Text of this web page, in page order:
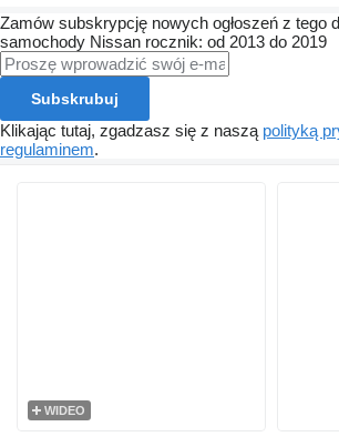
Zamów subskrypcję nowych ogłoszeń z tego
samochody Nissan rocznik: od 2013 do 2019
Subskrubuj
Klikając tutaj, zgadzasz się z naszą polityką
regulaminem.
WIDEO